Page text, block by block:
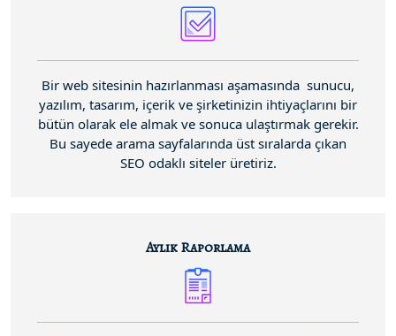
Bir web sitesinin hazırlanması aşamasında sunucu,
yazılım, tasarım, içerik ve şirketinizin ihtiyaçlarını bir
bütün olarak ele almak ve sonuca ulaştırmak gerekir.
Bu sayede arama sayfalarında üst sıralarda çıkan
SEO odaklı siteler üretiriz.
Aylık Raporlama